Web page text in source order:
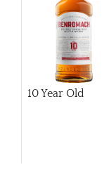
10 Year Old